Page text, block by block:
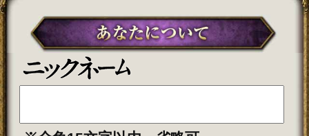
男性
入力した情報を記録しますか？
記録する